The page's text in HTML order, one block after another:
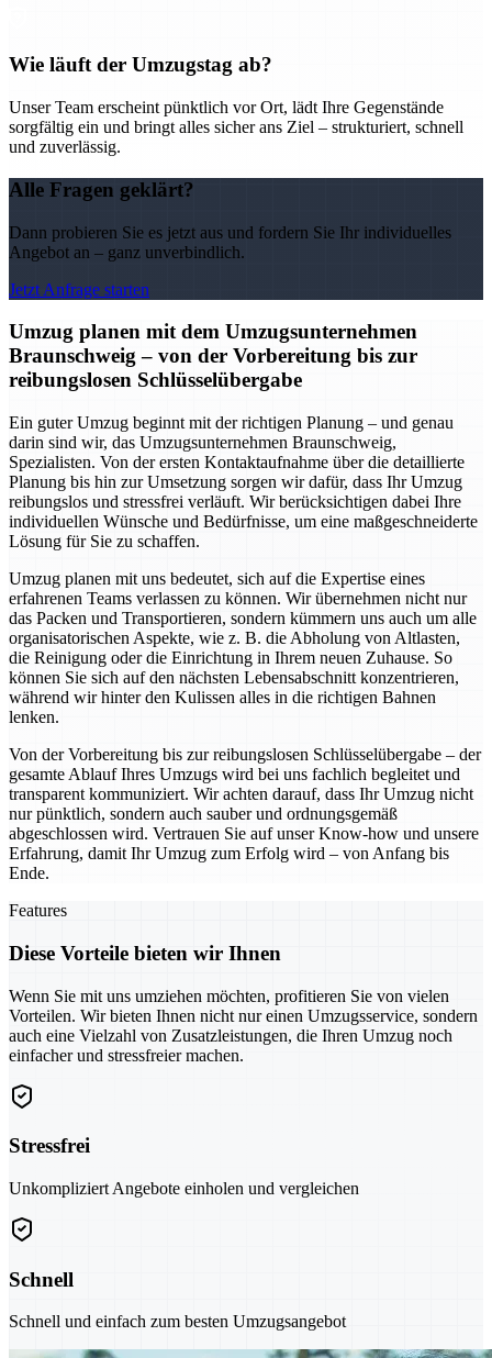
Wie läuft der Umzugstag ab?
Unser Team erscheint pünktlich vor Ort, lädt Ihre Gegenstände
sorgfältig ein und bringt alles sicher ans Ziel – strukturiert, schnell
und zuverlässig.
Alle Fragen geklärt?
Dann probieren Sie es jetzt aus und fordern Sie Ihr individuelles
Angebot an – ganz unverbindlich.
Jetzt Anfrage starten
Umzug planen mit dem Umzugsunternehmen
Braunschweig – von der Vorbereitung bis zur
reibungslosen Schlüsselübergabe
Ein guter Umzug beginnt mit der richtigen Planung – und genau
darin sind wir, das Umzugsunternehmen Braunschweig,
Spezialisten. Von der ersten Kontaktaufnahme über die detaillierte
Planung bis hin zur Umsetzung sorgen wir dafür, dass Ihr Umzug
reibungslos und stressfrei verläuft. Wir berücksichtigen dabei Ihre
individuellen Wünsche und Bedürfnisse, um eine maßgeschneiderte
Lösung für Sie zu schaffen.
Umzug planen mit uns bedeutet, sich auf die Expertise eines
erfahrenen Teams verlassen zu können. Wir übernehmen nicht nur
das Packen und Transportieren, sondern kümmern uns auch um alle
organisatorischen Aspekte, wie z. B. die Abholung von Altlasten,
die Reinigung oder die Einrichtung in Ihrem neuen Zuhause. So
können Sie sich auf den nächsten Lebensabschnitt konzentrieren,
während wir hinter den Kulissen alles in die richtigen Bahnen
lenken.
Von der Vorbereitung bis zur reibungslosen Schlüsselübergabe – der
gesamte Ablauf Ihres Umzugs wird bei uns fachlich begleitet und
transparent kommuniziert. Wir achten darauf, dass Ihr Umzug nicht
nur pünktlich, sondern auch sauber und ordnungsgemäß
abgeschlossen wird. Vertrauen Sie auf unser Know-how und unsere
Erfahrung, damit Ihr Umzug zum Erfolg wird – von Anfang bis
Ende.
Features
Diese Vorteile bieten wir Ihnen
Wenn Sie mit uns umziehen möchten, profitieren Sie von vielen
Vorteilen. Wir bieten Ihnen nicht nur einen Umzugsservice, sondern
auch eine Vielzahl von Zusatzleistungen, die Ihren Umzug noch
einfacher und stressfreier machen.
Stressfrei
Unkompliziert Angebote einholen und vergleichen
Schnell
Schnell und einfach zum besten Umzugsangebot